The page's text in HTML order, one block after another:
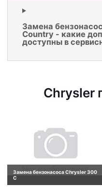
Замена
Country - какие
доступны в
Chrysler
Замена бензонасоса Chrysler 300
C